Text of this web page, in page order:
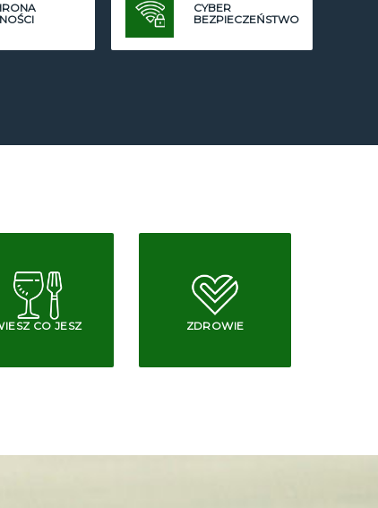
CYBER
BEZPIECZEŃSTWO
CO JESZ ZDROWIE